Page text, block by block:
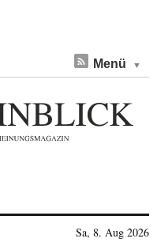
Menü
Sa, 8. Aug 2026